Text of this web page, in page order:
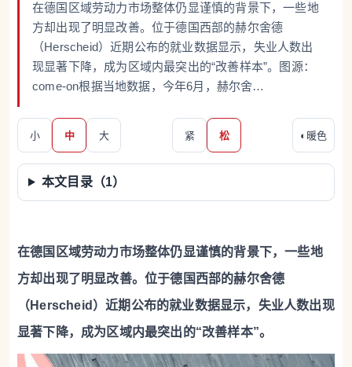
在德国区域劳动力市场整体仍显谨慎的背景下，一些地
方却出现了明显改善。位于德国西部的赫尔舍德
（Herscheid）近期公布的就业数据显示，失业人数出
现显著下降，成为区域内最突出的“改善样本”。图源：
come-on根据当地数据，今年6月，赫尔舍…
小 中 大 紧 松 ◐ 暖色
本文目录（1）
在德国区域劳动力市场整体仍显谨慎的背景下，一些地
方却出现了明显改善。位于德国西部的赫尔舍德
（Herscheid）近期公布的就业数据显示，失业人数出现
显著下降，成为区域内最突出的“改善样本”。